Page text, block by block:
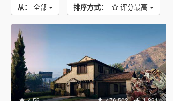
从： 全部 排序方式： 评分最高